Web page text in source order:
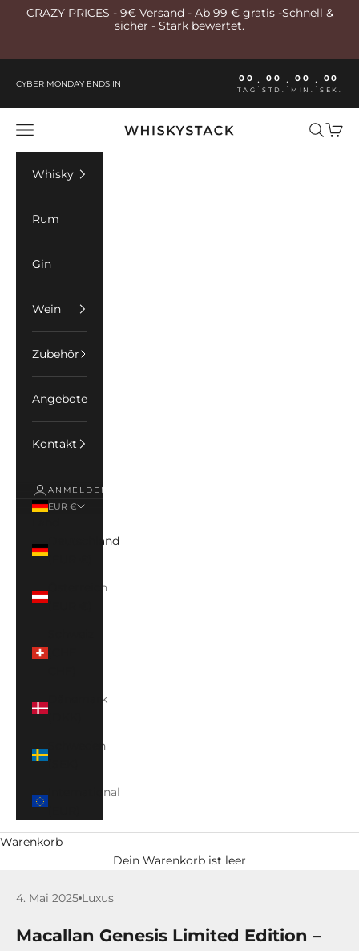
Zum Inhalt springen
CRAZY PRICES - 9€ Versand - Ab 99 € gratis -Schnell &
sicher - Stark bewertet.
CYBER MONDAY ENDS IN 00
TAG : 00
STD. : 00
MIN. : 00
SEK.
Whiskystack Germany
Menü Suchen
Whisky
Rum
Gin
Wein
Zubehör
Angebote
Kontakt
ANMELDEN
EUR €
Deutschland
Österreich
Dänemark
Schweden
International
Warenkorb
Dein Warenkorb ist leer
4. Mai 2025 Luxus
Macallan Genesis Limited Edition –